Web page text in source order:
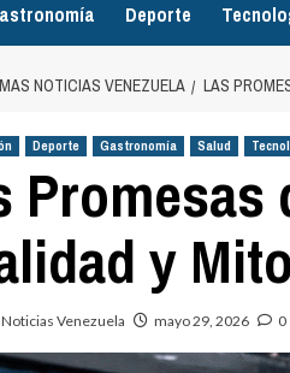
Deporte
NOTICIAS VENEZUELA LAS
Deporte Gastronomía Salud
y
Venezuela mayo 29, 2026 0